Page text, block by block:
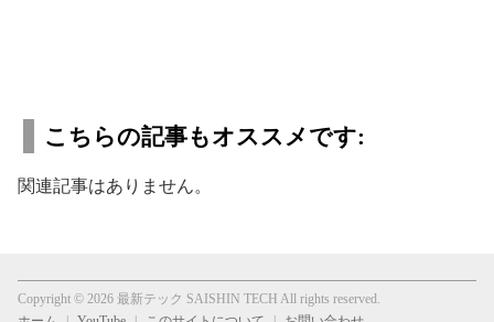
こちらの記事もオススメです:
関連記事はありません。
Copyright © 2026 最新テック SAISHIN TECH All rights reserved.